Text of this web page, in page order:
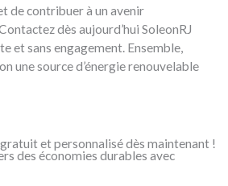
de contribuer à un avenir
dès aujourd’hui SoleonRJ
et sans engagement. Ensemble,
une source d’énergie renouvelable
et personnalisé dès maintenant !
des économies durables avec